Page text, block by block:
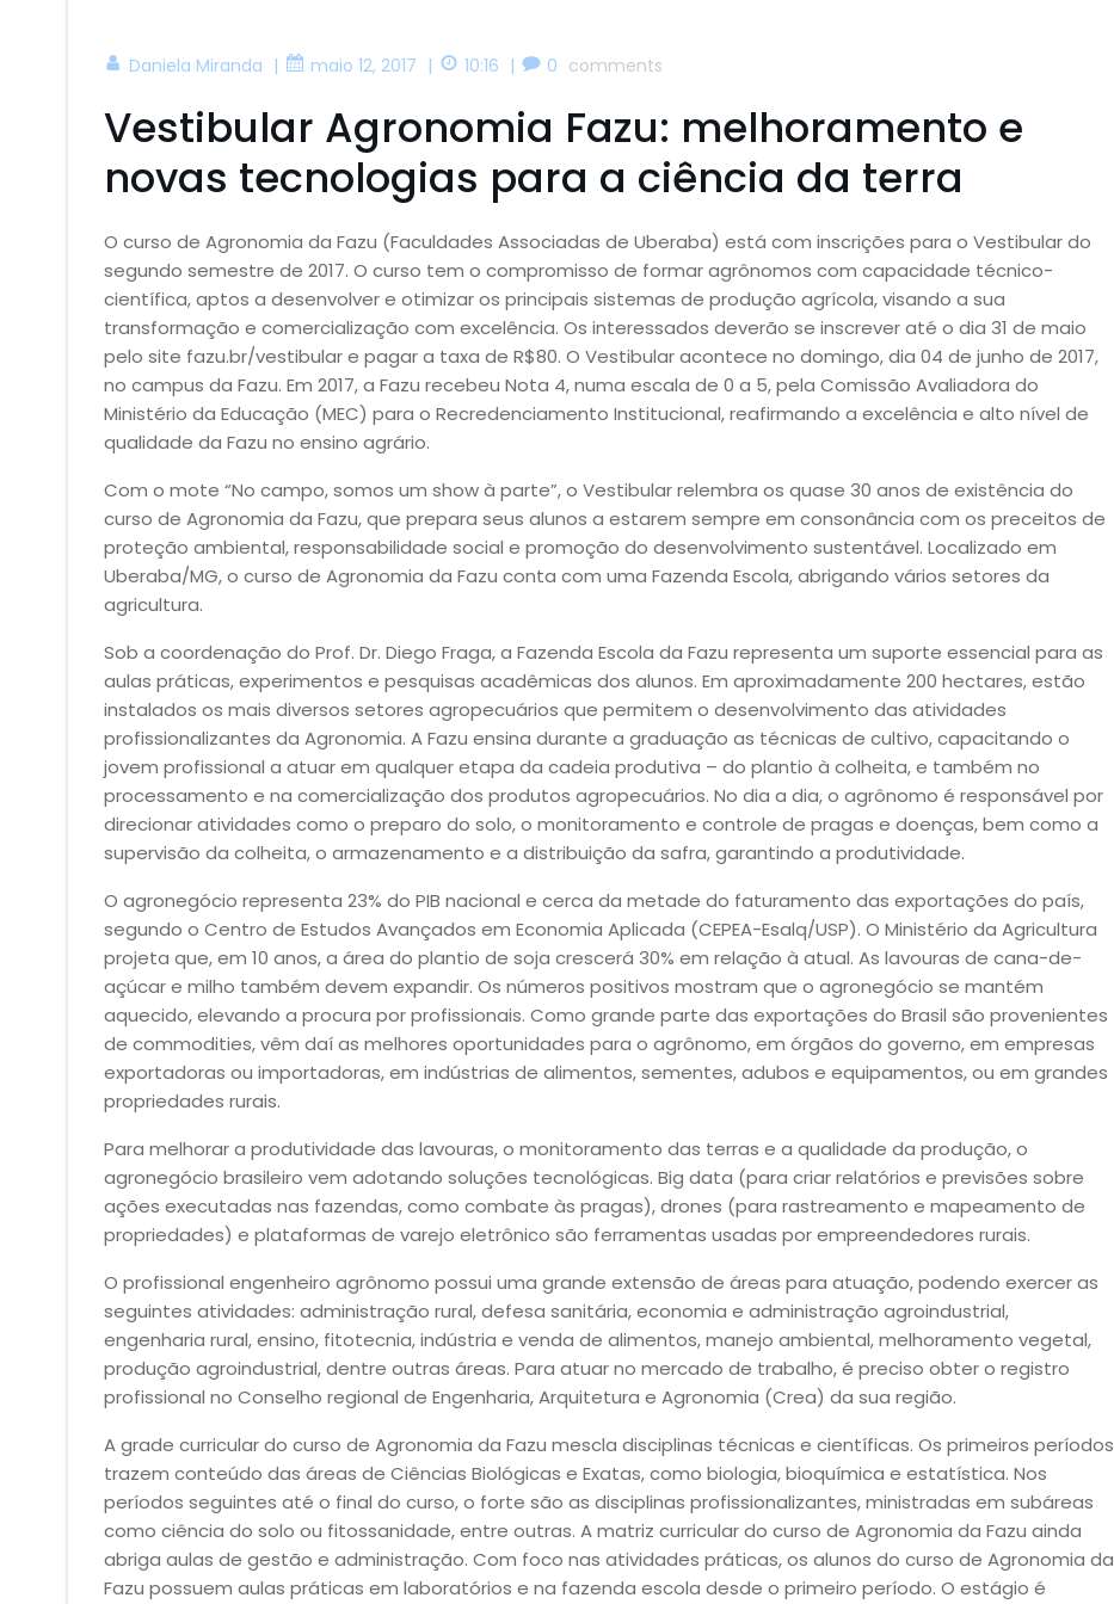
Daniela Miranda | maio 12, 2017 | 10:16 | 0 comments
Vestibular Agronomia Fazu: melhoramento e
novas tecnologias para a ciência da terra
O curso de Agronomia da Fazu (Faculdades Associadas de Uberaba) está com inscrições para o Vestibular do
segundo semestre de 2017. O curso tem o compromisso de formar agrônomos com capacidade técnico-
científica, aptos a desenvolver e otimizar os principais sistemas de produção agrícola, visando a sua
transformação e comercialização com excelência. Os interessados deverão se inscrever até o dia 31 de maio
pelo site fazu.br/vestibular e pagar a taxa de R$80. O Vestibular acontece no domingo, dia 04 de junho de 2017,
no campus da Fazu. Em 2017, a Fazu recebeu Nota 4, numa escala de 0 a 5, pela Comissão Avaliadora do
Ministério da Educação (MEC) para o Recredenciamento Institucional, reafirmando a excelência e alto nível de
qualidade da Fazu no ensino agrário.
Com o mote “No campo, somos um show à parte”, o Vestibular relembra os quase 30 anos de existência do
curso de Agronomia da Fazu, que prepara seus alunos a estarem sempre em consonância com os preceitos de
proteção ambiental, responsabilidade social e promoção do desenvolvimento sustentável. Localizado em
Uberaba/MG, o curso de Agronomia da Fazu conta com uma Fazenda Escola, abrigando vários setores da
agricultura.
Sob a coordenação do Prof. Dr. Diego Fraga, a Fazenda Escola da Fazu representa um suporte essencial para as
aulas práticas, experimentos e pesquisas acadêmicas dos alunos. Em aproximadamente 200 hectares, estão
instalados os mais diversos setores agropecuários que permitem o desenvolvimento das atividades
profissionalizantes da Agronomia. A Fazu ensina durante a graduação as técnicas de cultivo, capacitando o
jovem profissional a atuar em qualquer etapa da cadeia produtiva – do plantio à colheita, e também no
processamento e na comercialização dos produtos agropecuários. No dia a dia, o agrônomo é responsável por
direcionar atividades como o preparo do solo, o monitoramento e controle de pragas e doenças, bem como a
supervisão da colheita, o armazenamento e a distribuição da safra, garantindo a produtividade.
O agronegócio representa 23% do PIB nacional e cerca da metade do faturamento das exportações do país,
segundo o Centro de Estudos Avançados em Economia Aplicada (CEPEA-Esalq/USP). O Ministério da Agricultura
projeta que, em 10 anos, a área do plantio de soja crescerá 30% em relação à atual. As lavouras de cana-de-
açúcar e milho também devem expandir. Os números positivos mostram que o agronegócio se mantém
aquecido, elevando a procura por profissionais. Como grande parte das exportações do Brasil são provenientes
de commodities, vêm daí as melhores oportunidades para o agrônomo, em órgãos do governo, em empresas
exportadoras ou importadoras, em indústrias de alimentos, sementes, adubos e equipamentos, ou em grandes
propriedades rurais.
Para melhorar a produtividade das lavouras, o monitoramento das terras e a qualidade da produção, o
agronegócio brasileiro vem adotando soluções tecnológicas. Big data (para criar relatórios e previsões sobre
ações executadas nas fazendas, como combate às pragas), drones (para rastreamento e mapeamento de
propriedades) e plataformas de varejo eletrônico são ferramentas usadas por empreendedores rurais.
O profissional engenheiro agrônomo possui uma grande extensão de áreas para atuação, podendo exercer as
seguintes atividades: administração rural, defesa sanitária, economia e administração agroindustrial,
engenharia rural, ensino, fitotecnia, indústria e venda de alimentos, manejo ambiental, melhoramento vegetal,
produção agroindustrial, dentre outras áreas. Para atuar no mercado de trabalho, é preciso obter o registro
profissional no Conselho regional de Engenharia, Arquitetura e Agronomia (Crea) da sua região.
A grade curricular do curso de Agronomia da Fazu mescla disciplinas técnicas e científicas. Os primeiros períodos
trazem conteúdo das áreas de Ciências Biológicas e Exatas, como biologia, bioquímica e estatística. Nos
períodos seguintes até o final do curso, o forte são as disciplinas profissionalizantes, ministradas em subáreas
como ciência do solo ou fitossanidade, entre outras. A matriz curricular do curso de Agronomia da Fazu ainda
abriga aulas de gestão e administração. Com foco nas atividades práticas, os alunos do curso de Agronomia da
Fazu possuem aulas práticas em laboratórios e na fazenda escola desde o primeiro período. O estágio é